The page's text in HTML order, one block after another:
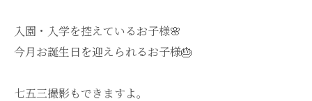
入園・入学を控えているお子様🌸
今月お誕生日を迎えられるお子様🎂
七五三撮影もできますよ。